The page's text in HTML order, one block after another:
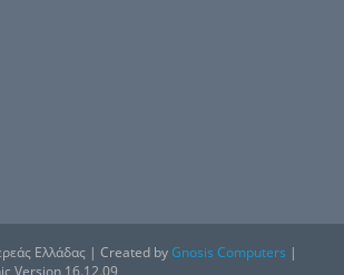
Ελλάδας | Created byGnosis Computers |
Version 16.12.09